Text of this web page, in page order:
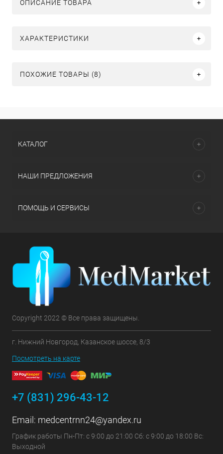
ОПИСАНИЕ ТОВАРА
ХАРАКТЕРИСТИКИ
ПОХОЖИЕ ТОВАРЫ (8)
КАТАЛОГ
НАШИ ПРЕДЛОЖЕНИЯ
ПОМОЩЬ И СЕРВИСЫ
Copyright 2022 © Все права защищены.
г. Нижний Новгород, Казанское шоссе, 8/3
Посмотреть на карте
+7 (831) 296-43-12
Email: medcentrnn24@yandex.ru
График работы Пн-Пт: с 9:00 до 21:00 Сб: с 9:00 до 18:00 Вс:
Выходной